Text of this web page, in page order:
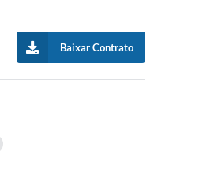
Baixar Contrato